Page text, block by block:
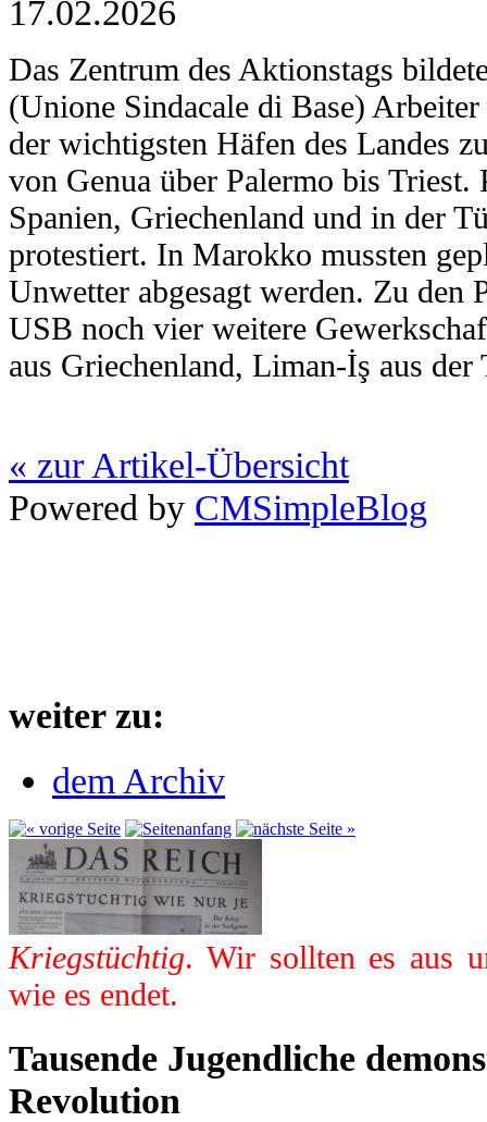
17.02.2026
Das Zentrum des Aktionstags
(­Unione Sindacale di Base)
der wichtigsten Häfen des Landes
von Genua über Palermo bis Triest.
Spanien, Griechenland und in der
protestiert. In Marokko mussten
Unwetter abgesagt werden. Zu den
USB noch vier weitere
aus Griechenland, Liman-İş aus
« zur Artikel-Übersicht
Powered by CMSimpleBlog
weiter zu:
dem Archiv
Kriegstüchtig. Wir sollten es aus
wie es endet.
Tausende Jugendliche
Revolution